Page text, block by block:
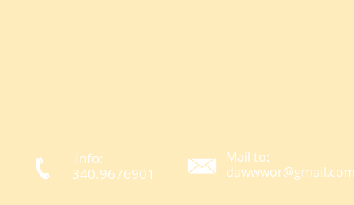
Info:
340.9676901
Mail to: